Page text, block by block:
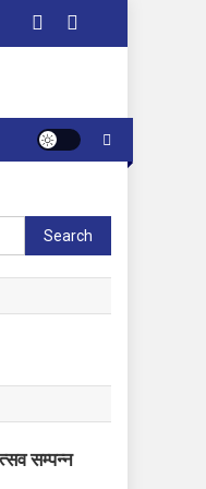
Search
for:
सम्पन्न